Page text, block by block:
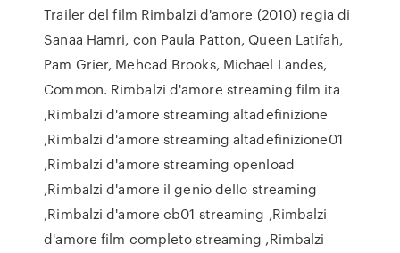
Trailer del film Rimbalzi d'amore (2010) regia di
Sanaa Hamri, con Paula Patton, Queen Latifah,
Pam Grier, Mehcad Brooks, Michael Landes,
Common. Rimbalzi d'amore streaming film ita
,Rimbalzi d'amore streaming altadefinizione
,Rimbalzi d'amore streaming altadefinizione01
,Rimbalzi d'amore streaming openload
,Rimbalzi d'amore il genio dello streaming
,Rimbalzi d'amore cb01 streaming ,Rimbalzi
d'amore film completo streaming ,Rimbalzi